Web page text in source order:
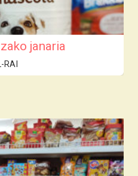
janaria
RAI